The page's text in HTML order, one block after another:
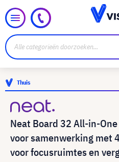
Thuis
Neat Board 32 All-in-
voor samenwerking met
voor focusruimtes en